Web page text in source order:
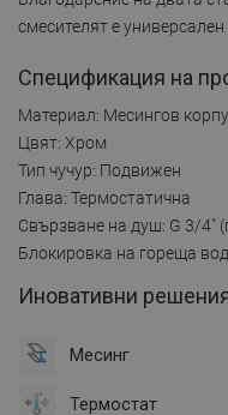
смесителят е
Спецификация на
Материал: Месингов
Цвят: Хром
Тип чучур: Подвижен
Глава: Термостатична
Свързване на душ: G 3/4"
Блокировка на гореща
Иновативни
Месинг
Термостат